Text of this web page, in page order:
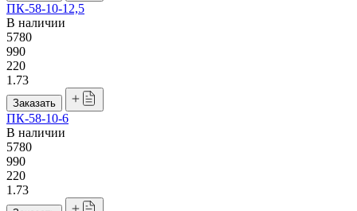
ПК-58-10-12,5
В наличии
5780
990
220
1.73
Заказать
ПК-58-10-6
В наличии
5780
990
220
1.73